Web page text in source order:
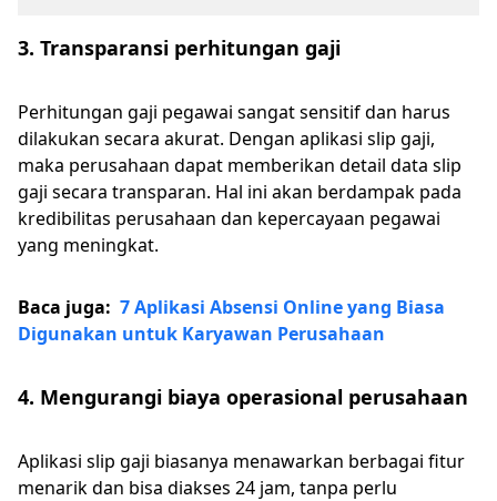
3. Transparansi perhitungan gaji
Perhitungan gaji pegawai sangat sensitif dan harus
dilakukan secara akurat. Dengan aplikasi slip gaji,
maka perusahaan dapat memberikan detail data slip
gaji secara transparan. Hal ini akan berdampak pada
kredibilitas perusahaan dan kepercayaan pegawai
yang meningkat.
Baca juga: 7 Aplikasi Absensi Online yang Biasa
Digunakan untuk Karyawan Perusahaan
4. Mengurangi biaya operasional perusahaan
Aplikasi slip gaji biasanya menawarkan berbagai fitur
menarik dan bisa diakses 24 jam, tanpa perlu